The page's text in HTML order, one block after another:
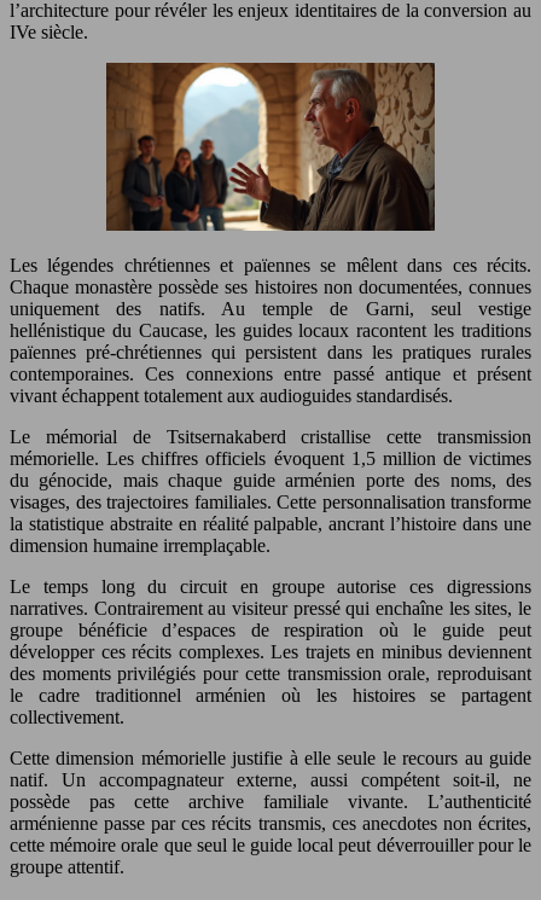
l’architecture pour révéler les enjeux identitaires de la conversion au
IVe siècle.
Les légendes chrétiennes et païennes se mêlent dans ces récits.
Chaque monastère possède ses histoires non documentées, connues
uniquement des natifs. Au temple de Garni, seul vestige
hellénistique du Caucase, les guides locaux racontent les traditions
païennes pré-chrétiennes qui persistent dans les pratiques rurales
contemporaines. Ces connexions entre passé antique et présent
vivant échappent totalement aux audioguides standardisés.
Le mémorial de Tsitsernakaberd cristallise cette transmission
mémorielle. Les chiffres officiels évoquent 1,5 million de victimes
du génocide, mais chaque guide arménien porte des noms, des
visages, des trajectoires familiales. Cette personnalisation transforme
la statistique abstraite en réalité palpable, ancrant l’histoire dans une
dimension humaine irremplaçable.
Le temps long du circuit en groupe autorise ces digressions
narratives. Contrairement au visiteur pressé qui enchaîne les sites, le
groupe bénéficie d’espaces de respiration où le guide peut
développer ces récits complexes. Les trajets en minibus deviennent
des moments privilégiés pour cette transmission orale, reproduisant
le cadre traditionnel arménien où les histoires se partagent
collectivement.
Cette dimension mémorielle justifie à elle seule le recours au guide
natif. Un accompagnateur externe, aussi compétent soit-il, ne
possède pas cette archive familiale vivante. L’authenticité
arménienne passe par ces récits transmis, ces anecdotes non écrites,
cette mémoire orale que seul le guide local peut déverrouiller pour le
groupe attentif.